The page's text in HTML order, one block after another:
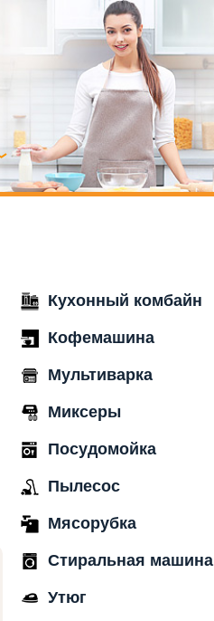
Кухонный комбайн
Кофемашина
Мультиварка
Миксеры
Посудомойка
Пылесос
Мясорубка
Стиральная машина
Утюг